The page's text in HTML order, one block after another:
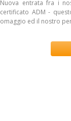
Nuova entrata fra i
certificato ADM -
omaggio ed il nostro